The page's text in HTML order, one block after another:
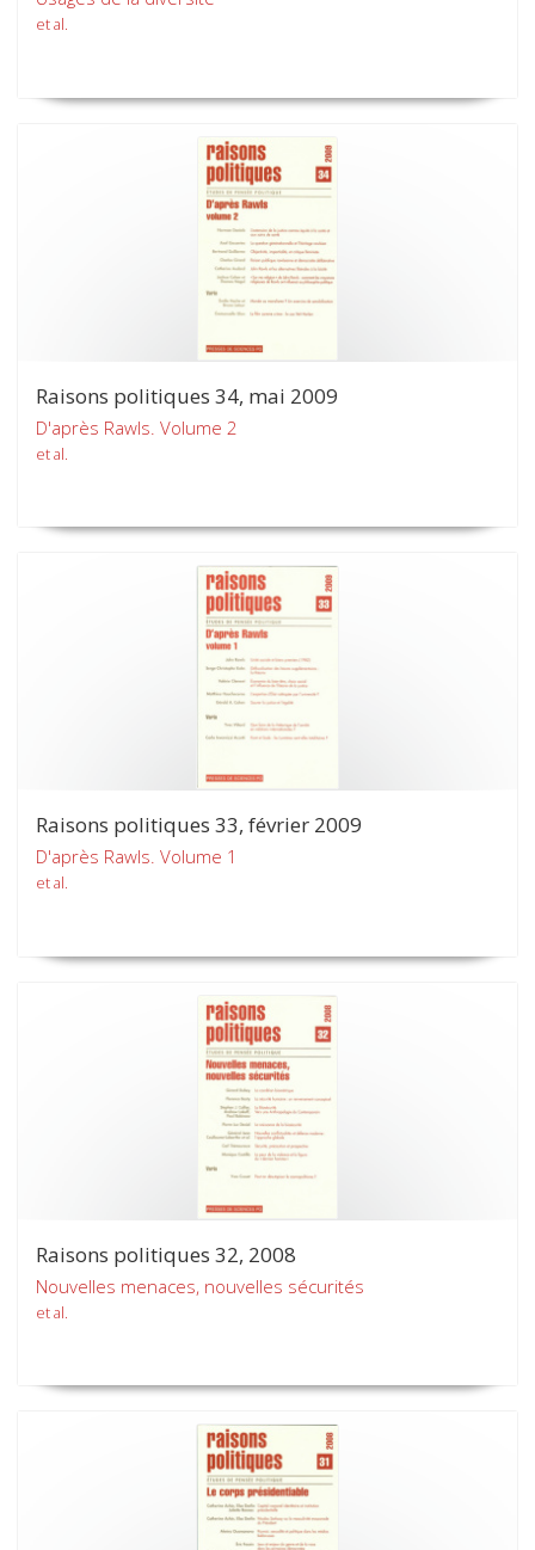
et al.
Raisons politiques 34, mai 2009
D'après Rawls. Volume 2
et al.
Raisons politiques 33, février 2009
D'après Rawls. Volume 1
et al.
Raisons politiques 32, 2008
Nouvelles menaces, nouvelles sécurités
et al.